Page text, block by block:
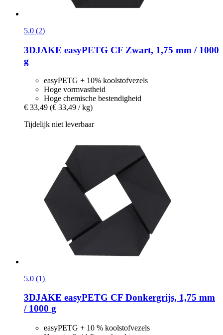
5.0 (2)
3DJAKE easyPETG CF Zwart, 1,75 mm / 1000
g
easyPETG + 10% koolstofvezels
Hoge vormvastheid
Hoge chemische bestendigheid
€ 33,49 (€ 33,49 / kg)
Tijdelijk niet leverbaar
5.0 (1)
3DJAKE easyPETG CF Donkergrijs, 1,75 mm
/ 1000 g
easyPETG + 10 % koolstofvezels